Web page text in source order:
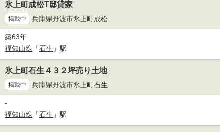
氷上町成松T邸貸家
掲載中 兵庫県丹波市氷上町成松
築63年
福知山線 「石生 」駅
氷上町石生４３２坪売り土地
掲載中 兵庫県丹波市氷上町石生
-
福知山線 「石生 」駅